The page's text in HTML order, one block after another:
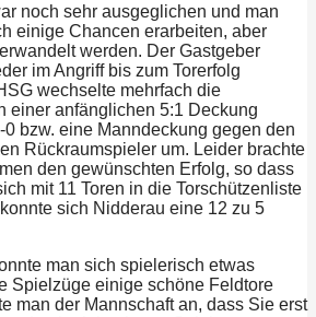
noch sehr ausgeglichen und man
einige Chancen erarbeiten, aber
werden. Der Gastgeber
im Angriff bis zum Torerfolg
wechselte mehrfach die
einer anfänglichen 5:1 Deckung
bzw. eine Manndeckung gegen den
Rückraumspieler um. Leider brachte
den gewünschten Erfolg, so dass
mit 11 Toren in die Torschützenliste
sich Nidderau eine 12 zu 5
man sich spielerisch etwas
Spielzüge einige schöne Feldtore
man der Mannschaft an, dass Sie erst